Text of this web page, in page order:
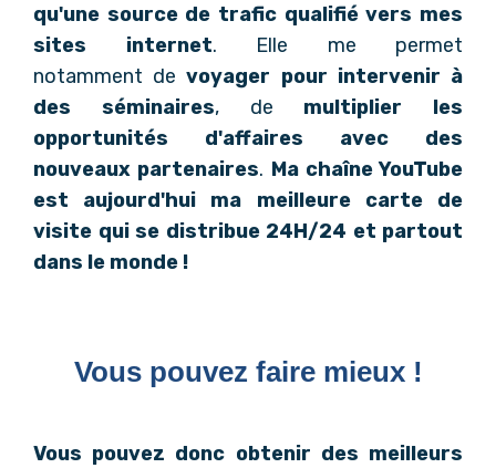
qu'une source de trafic qualifié vers mes
sites internet. Elle me permet
notamment devoyager pour intervenir à
des séminaires, de multiplier les
opportunités d'affaires avec des
nouveaux partenaires. Ma chaîne YouTube
est aujourd'hui ma meilleure carte de
visite qui se distribue 24H/24 et partout
dans le monde !
Vous pouvez faire mieux !
Vous pouvez donc obtenir des meilleurs